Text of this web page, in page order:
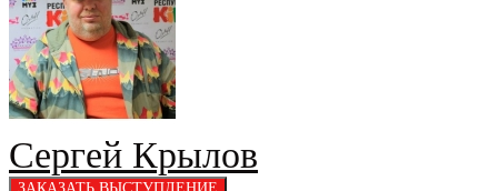
Сергей Крылов